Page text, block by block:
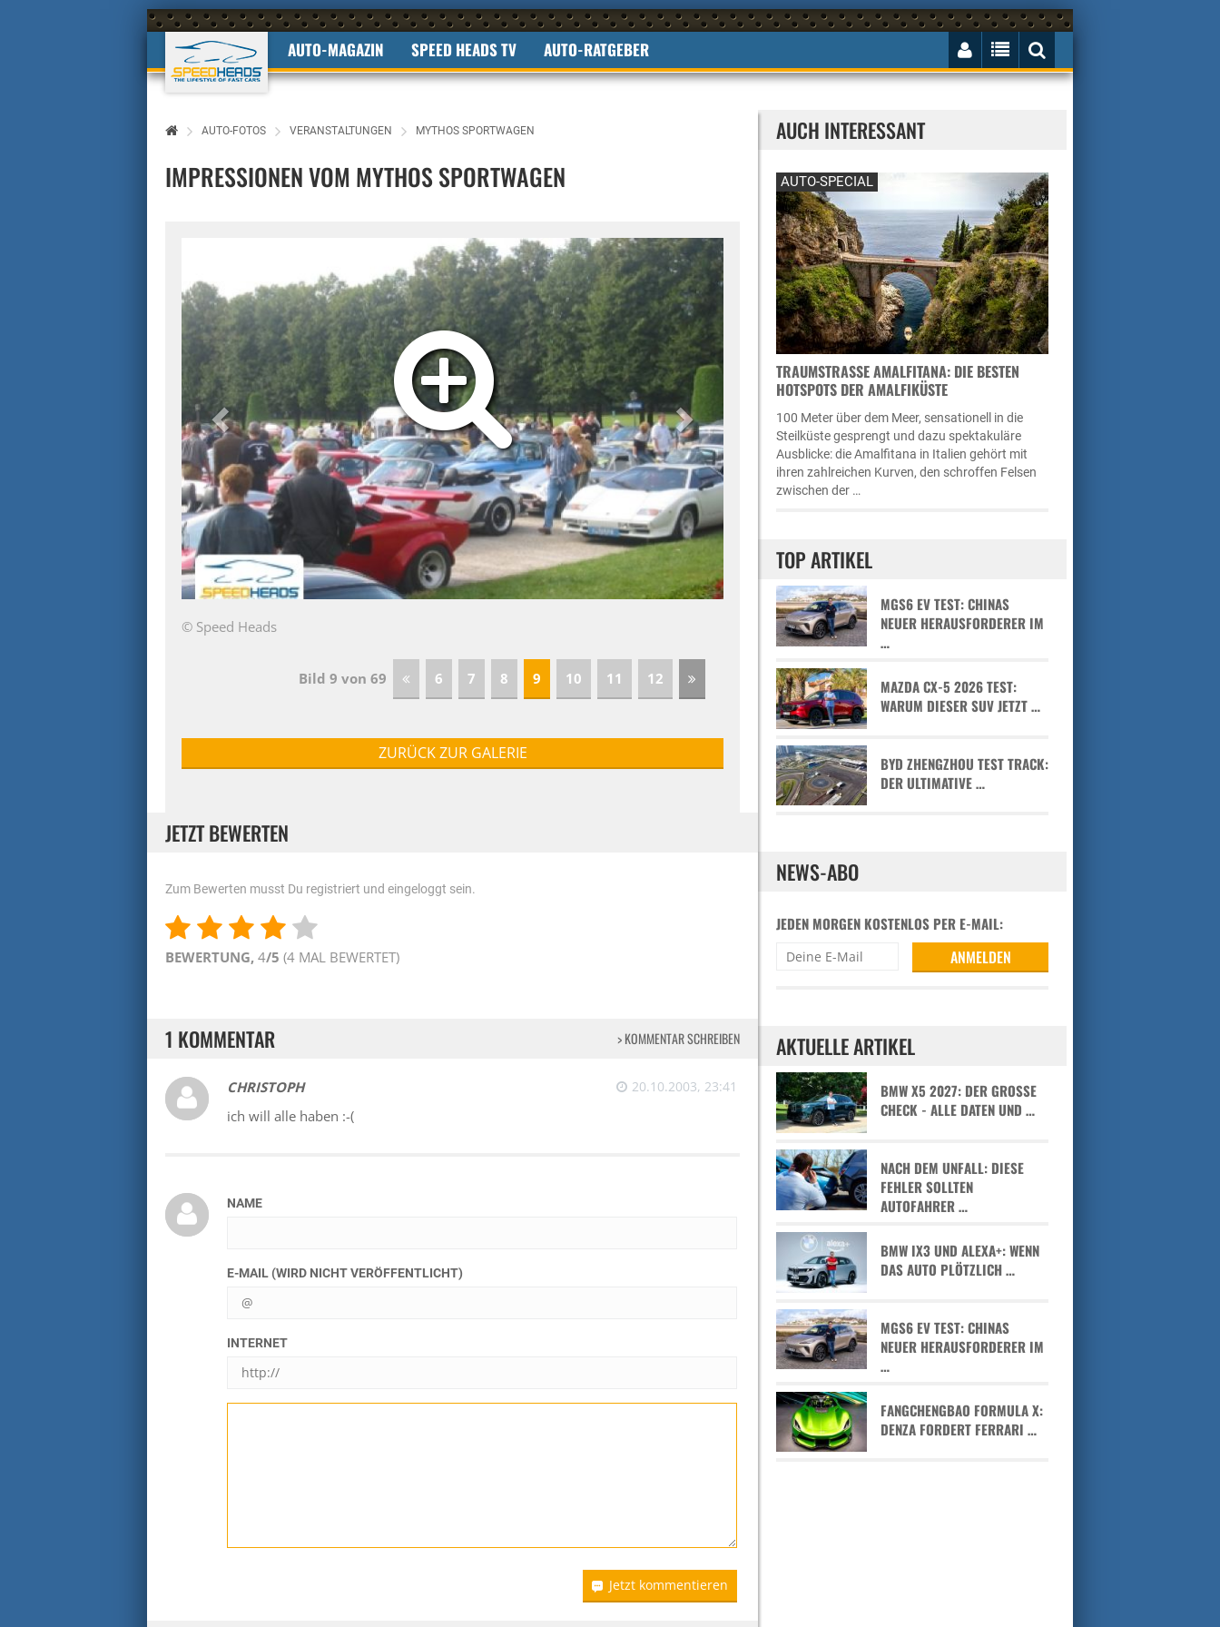
AUTO-MAGAZIN SPEED HEADS TV AUTO-RATGEBER
AUTO-FOTOS VERANSTALTUNGEN MYTHOS SPORTWAGEN
IMPRESSIONEN VOM MYTHOS SPORTWAGEN
© Speed Heads
Bild 9 von 69 6 7 8 9 10 11 12
ZURÜCK ZUR GALERIE
JETZT BEWERTEN
Zum Bewerten musst Du registriert und eingeloggt sein.
BEWERTUNG, 4/5 (4 MAL BEWERTET)
1 KOMMENTAR > KOMMENTAR SCHREIBEN
CHRISTOPH 20.10.2003, 23:41
ich will alle haben :-(
NAME
E-MAIL (WIRD NICHT VERÖFFENTLICHT)
INTERNET
Jetzt kommentieren
AUCH INTERESSANT
AUTO-SPECIAL
TRAUMSTRASSE AMALFITANA: DIE BESTEN H
OTSPOTS DER AMALFIKÜSTE
100 Meter über dem Meer, sensationell in die
Steilküste gesprengt und dazu spektakuläre
Ausblicke: die Amalfitana in Italien gehört mit
ihren zahlreichen Kurven, den schroffen Felsen
zwischen der …
TOP ARTIKEL
MGS6 EV TEST: CHINAS
NEUER HERAUSFORDERER IM
…
MAZDA CX-5 2026 TEST:
WARUM DIESER SUV JETZT …
BYD ZHENGZHOU TEST TRACK:
DER ULTIMATIVE …
NEWS-ABO
JEDEN MORGEN KOSTENLOS PER E-MAIL:
AKTUELLE ARTIKEL
BMW X5 2027: DER GROSSE C
HECK - ALLE DATEN UND …
NACH DEM UNFALL: DIESE
FEHLER SOLLTEN
AUTOFAHRER …
BMW IX3 UND ALEXA+: WENN
DAS AUTO PLÖTZLICH …
MGS6 EV TEST: CHINAS
NEUER HERAUSFORDERER IM
…
FANGCHENGBAO FORMULA X:
DENZA FORDERT FERRARI …